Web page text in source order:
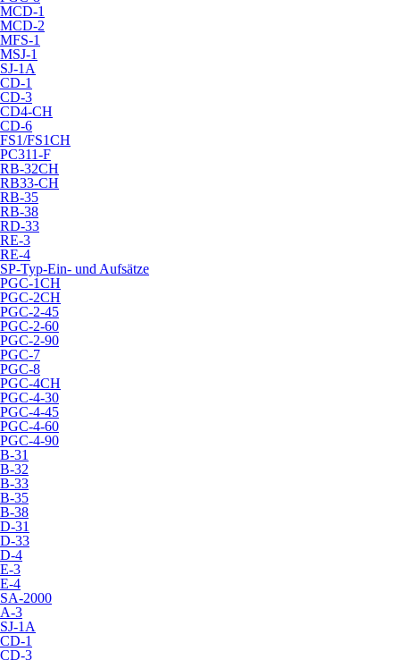
MCD-1
MCD-2
MFS-1
MSJ-1
SJ-1A
CD-1
CD-3
CD4-CH
CD-6
FS1/FS1CH
PC311-F
RB-32CH
RB33-CH
RB-35
RB-38
RD-33
RE-3
RE-4
SP-Typ-Ein- und Aufsätze
PGC-1CH
PGC-2CH
PGC-2-45
PGC-2-60
PGC-2-90
PGC-7
PGC-8
PGC-4CH
PGC-4-30
PGC-4-45
PGC-4-60
PGC-4-90
B-31
B-32
B-33
B-35
B-38
D-31
D-33
D-4
E-3
E-4
SA-2000
A-3
SJ-1A
CD-1
CD-3